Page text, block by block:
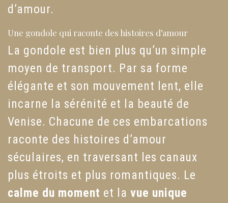
d’amour.
Une gondole qui raconte des histoires d’amour
La gondole est bien plus qu’un simple
moyen de transport. Par sa forme
élégante et son mouvement lent, elle
incarne la sérénité et la beauté de
Venise. Chacune de ces embarcations
raconte des histoires d’amour
séculaires, en traversant les canaux
plus étroits et plus romantiques. Le
calme du moment et la vue unique